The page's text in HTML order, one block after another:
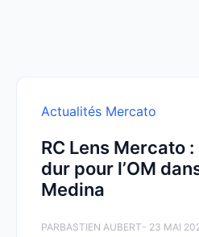
Actualités Mercato
RC Lens Mercato
dur pour l’OM
Medina
PARBASTIEN AUBERT- 23 MAI